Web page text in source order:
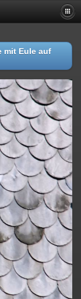
mit Eule auf